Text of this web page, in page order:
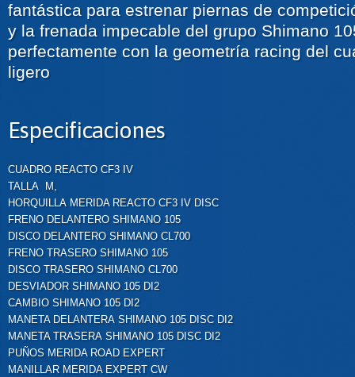
fantástica para estrenar piernas de
y la frenada impecable del grupo Shimano
perfectamente con la geometría racing del
ligero
Especificaciones
CUADRO REACTO CF3 IV
TALLA
M,
HORQUILLA MERIDA REACTO CF3 IV DISC
FRENO DELANTERO SHIMANO 105
DISCO DELANTERO SHIMANO CL700
FRENO TRASERO SHIMANO 105
DISCO TRASERO SHIMANO CL700
DESVIADOR SHIMANO 105 DI2
CAMBIO SHIMANO 105 DI2
MANETA DELANTERA SHIMANO 105 DISC DI2
MANETA TRASERA SHIMANO 105 DISC DI2
PUÑOS MERIDA ROAD EXPERT
MANILLAR MERIDA EXPERT CW